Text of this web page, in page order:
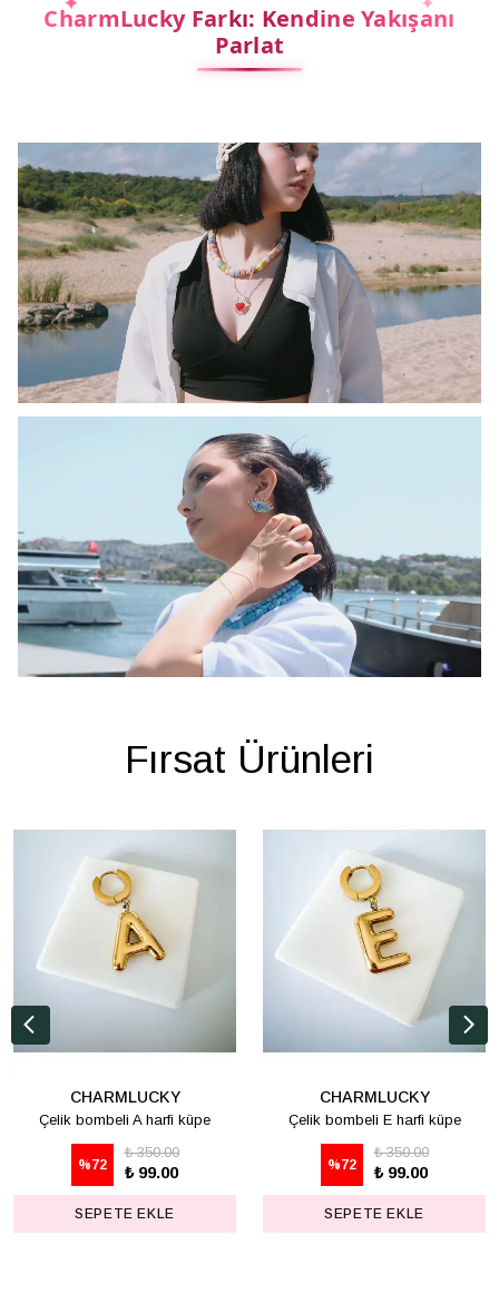
CharmLucky Farkı: Kendine Yakışanı
Parlat
Fırsat Ürünleri
CHARMLUCKY
Çelik bombeli A harfi küpe
%72
₺ 350.00
₺ 99.00
SEPETE EKLE
CHARMLUCKY
Çelik bombeli E harfi küpe
%72
₺ 350.00
₺ 99.00
SEPETE EKLE